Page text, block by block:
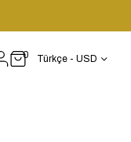
0 Türkçe - USD